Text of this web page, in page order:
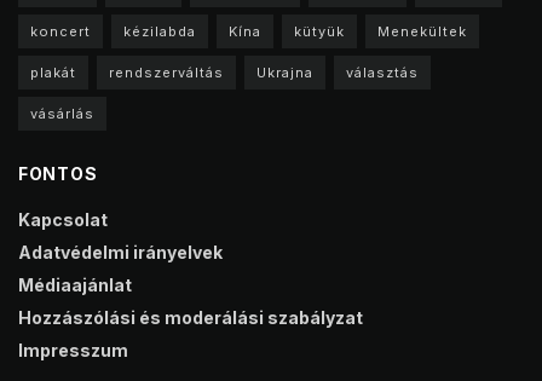
koncert kézilabda Kína kütyük Menekültek
plakát rendszerváltás Ukrajna választás
vásárlás
FONTOS
Kapcsolat
Adatvédelmi irányelvek
Médiaajánlat
Hozzászólási és moderálási szabályzat
Impresszum